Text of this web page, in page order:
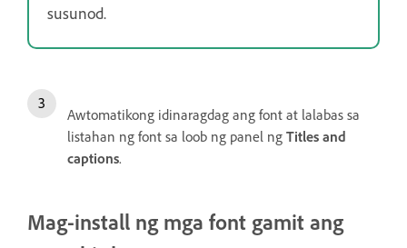
susunod.
Awtomatikong idinaragdag ang font at lalabas sa
listahan ng font sa loob ng panel ng Titles and
captions.
Mag-install ng mga font gamit ang